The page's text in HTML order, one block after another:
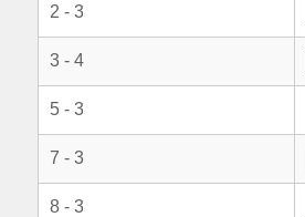
2 - 3
3 - 4
5 - 3
7 - 3
8 - 3